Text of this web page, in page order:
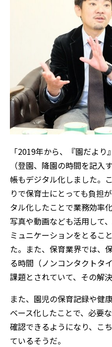
「2019年から、『園だよ
（登園、降園の時間を記
帳もデジタル化しました。
りで保育士にとっても負担
タル化したことで業務効率
写真や動画なども活用して
ミュニケーションをとるこ
た。また、保育業界では、
る時間（ノンコンタクトタ
課題とされていて、その解
また、園児の保育記録や健
ベース化したことで、必要
確認できるようになり、こ
ているそうだ。